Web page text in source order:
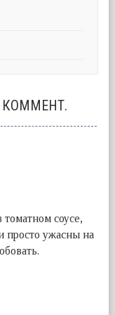
КОММЕНТ.
соусе,
просто ужасны на